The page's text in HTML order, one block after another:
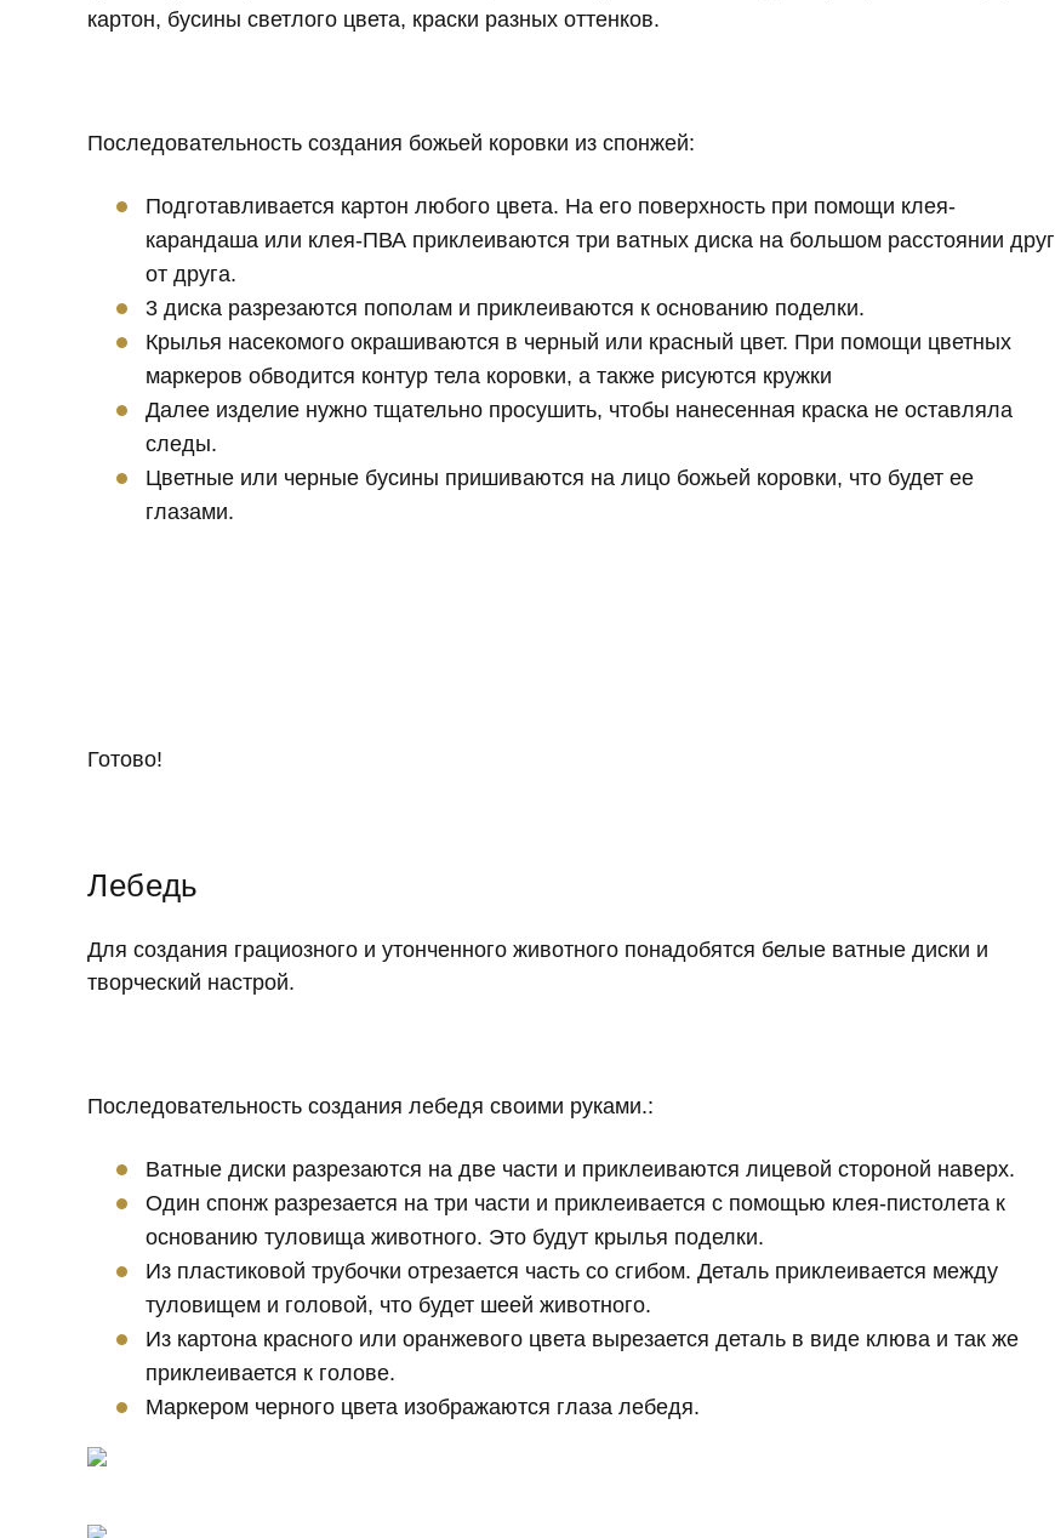
картон, бусины светлого цвета, краски разных оттенков.
Последовательность создания божьей коровки из спонжей:
Подготавливается картон любого цвета. На его поверхность при помощи клея-
карандаша или клея-ПВА приклеиваются три ватных диска на большом расстоянии друг
от друга.
3 диска разрезаются пополам и приклеиваются к основанию поделки.
Крылья насекомого окрашиваются в черный или красный цвет. При помощи цветных
маркеров обводится контур тела коровки, а также рисуются кружки
Далее изделие нужно тщательно просушить, чтобы нанесенная краска не оставляла
следы.
Цветные или черные бусины пришиваются на лицо божьей коровки, что будет ее
глазами.
Готово!
Лебедь
Для создания грациозного и утонченного животного понадобятся белые ватные диски и
творческий настрой.
Последовательность создания лебедя своими руками.:
Ватные диски разрезаются на две части и приклеиваются лицевой стороной наверх.
Один спонж разрезается на три части и приклеивается с помощью клея-пистолета к
основанию туловища животного. Это будут крылья поделки.
Из пластиковой трубочки отрезается часть со сгибом. Деталь приклеивается между
туловищем и головой, что будет шеей животного.
Из картона красного или оранжевого цвета вырезается деталь в виде клюва и так же
приклеивается к голове.
Маркером черного цвета изображаются глаза лебедя.